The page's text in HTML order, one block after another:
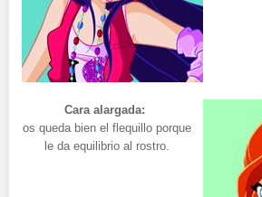
Cara alargada:
os queda bien el flequillo porque
le da equilibrio al rostro.